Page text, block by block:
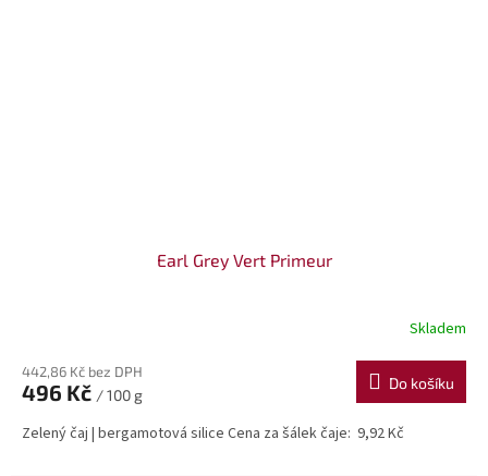
Earl Grey Vert Primeur
Skladem
442,86 Kč bez DPH
496 Kč / 100 g
Do košíku
Zelený čaj | bergamotová silice Cena za šálek čaje: 9,92 Kč